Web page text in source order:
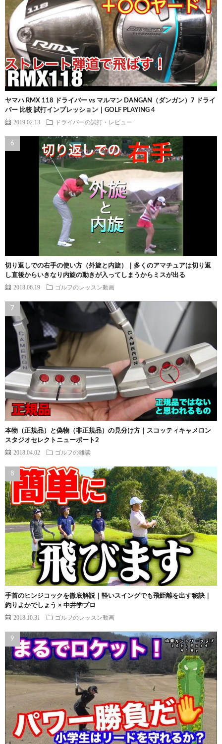
ヤマハ RMX 118 ドライバー vs マルマン DANGAN（ダンガン）7 ドライ
バー 比較 試打インプレッション｜GOLF PLAYING 4
2019.02.13 ドライバーの試打・レビュー
切り返しでの右手の使い方（外旋と内旋）｜多くのアマチュアは切り返
し直後からいきなり内旋の動きが入ってしまうからミスが出る
2018.06.19 ゴルフのレッスン動画
本物（正規品）と偽物（非正規品）の見分け方｜スコッティキャメロン
スタジオセレクトニューポート2
2018.04.02 ゴルフの雑談
手首のヒンジコックを徹底解説｜軽いスイングでも飛距離を出す秘訣｜
釣りよかでしょう × 中井学プロ
2018.10.31 ゴルフのレッスン動画